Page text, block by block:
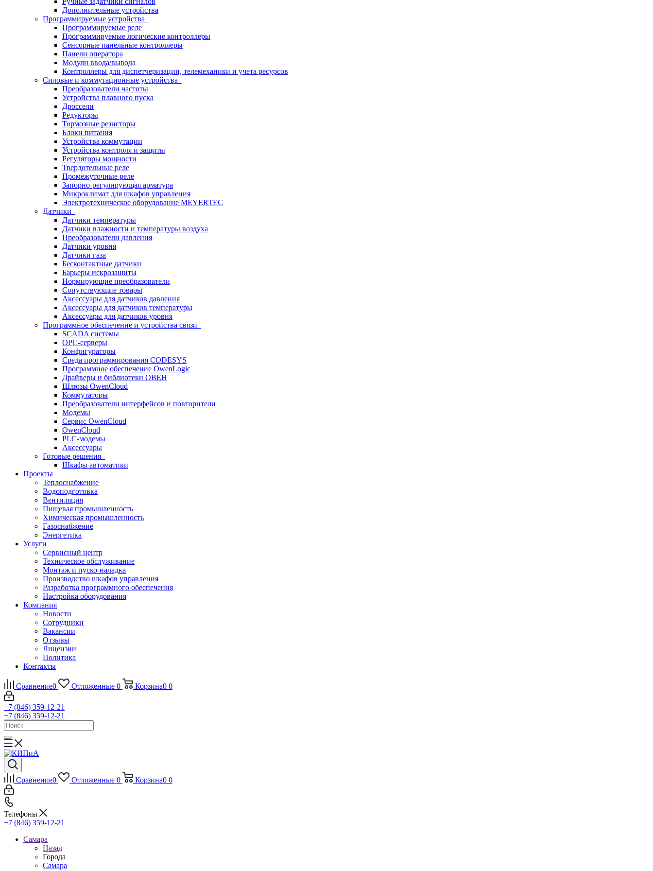
Дополнительные устройства
Программируемые устройства
Программируемые реле
Программируемые логические контроллеры
Сенсорные панельные контроллеры
Панели оператора
Модули ввода/вывода
Контроллеры для диспетчеризации, телемеханики и учета ресурсов
Силовые и коммутационные устройства
Преобразователи частоты
Устройства плавного пуска
Дроссели
Редукторы
Тормозные резисторы
Блоки питания
Устройства коммутации
Устройства контроля и защиты
Регуляторы мощности
Твердотельные реле
Промежуточные реле
Запорно-регулирующая арматура
Микроклимат для шкафов управления
Электротехническое оборудование MEYERTEC
Датчики
Датчики температуры
Датчики влажности и температуры воздуха
Преобразователи давления
Датчики уровня
Датчики газа
Бесконтактные датчики
Барьеры искрозащиты
Нормирующие преобразователи
Сопутствующие товары
Аксессуары для датчиков давления
Аксессуары для датчиков температуры
Аксессуары для датчиков уровня
Программное обеспечение и устройства связи
SCADA системы
OPC-серверы
Конфигураторы
Среда программирования CODESYS
Программное обеспечение OwenLogic
Драйверы и библиотеки ОВЕН
Шлюзы OwenCloud
Коммутаторы
Преобразователи интерфейсов и повторители
Модемы
Сервис OwenCloud
OwenCloud
PLC-модемы
Аксессуары
Готовые решения
Шкафы автоматики
Проекты
Теплоснабжение
Водоподготовка
Вентиляция
Пищевая промышленность
Химическая промышленность
Газоснабжение
Энергетика
Услуги
Сервисный центр
Техническое обслуживание
Монтаж и пуско-наладка
Производство шкафов управления
Разработка программного обеспечения
Настройка оборудования
Компания
Новости
Сотрудники
Вакансии
Отзывы
Лицензии
Политика
Контакты
Сравнение0 Отложенные 0 Корзина0 0
+7 (846) 359-12-21
+7 (846) 359-12-21
Сравнение0 Отложенные 0 Корзина0 0
Телефоны
+7 (846) 359-12-21
Самара
Назад
Города
Самара